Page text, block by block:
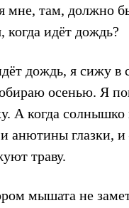
мне, там, должно
когда идёт дождь?
дождь, я сижу в
осенью. Я
А когда
и анютины глазки,
траву.
мышата не